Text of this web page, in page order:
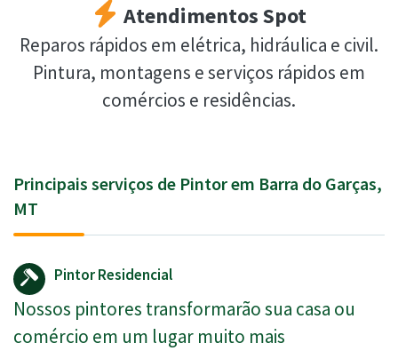
Atendimentos Spot
Reparos rápidos em elétrica, hidráulica e civil.
Pintura, montagens e serviços rápidos em
comércios e residências.
Principais serviços de Pintor em Barra do Garças,
MT
Pintor Residencial
Nossos pintores transformarão sua casa ou
comércio em um lugar muito mais